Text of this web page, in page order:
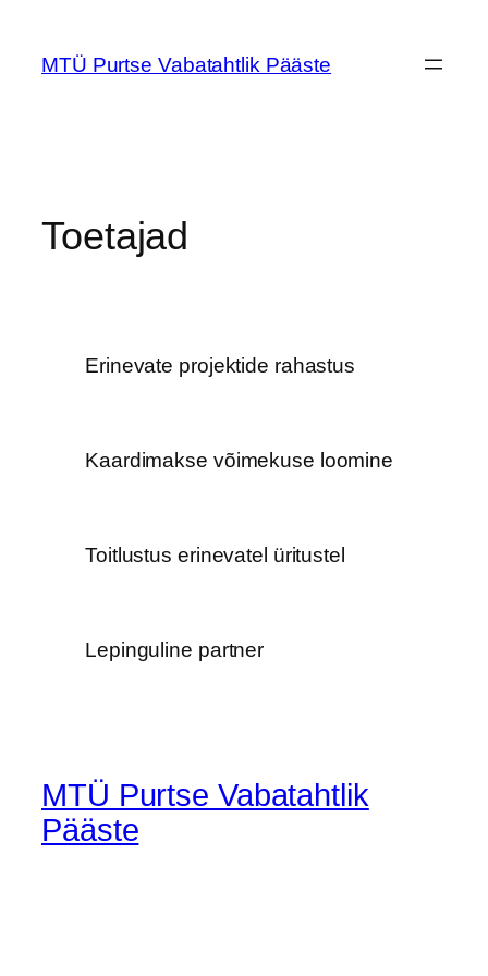
juurdeMTÜ Purtse Vabatahtlik Pääste
Toetajad
Erinevate projektide rahastus
Kaardimakse võimekuse loomine
Toitlustus erinevatel üritustel
Lepinguline partner
MTÜ Purtse Vabatahtlik
Pääste